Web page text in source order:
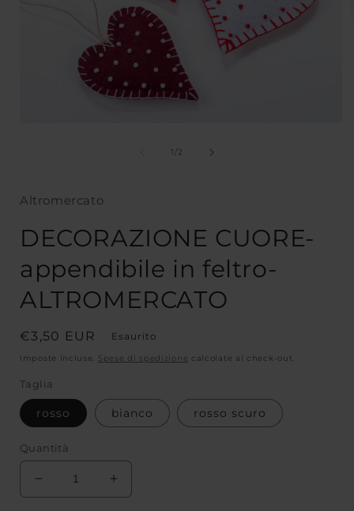
modale
1/su2
Altromercato
DECORAZIONE CUORE-
appendibile in feltro-
ALTROMERCATO
Prezzo
di
€3,50 EUR Esaurito
Imposte incluse. Spese di spedizione calcolate al check-out.
Taglia
rosso bianco rosso scuro
Quantità
Diminuisci
quantità
Aumenta
quantità